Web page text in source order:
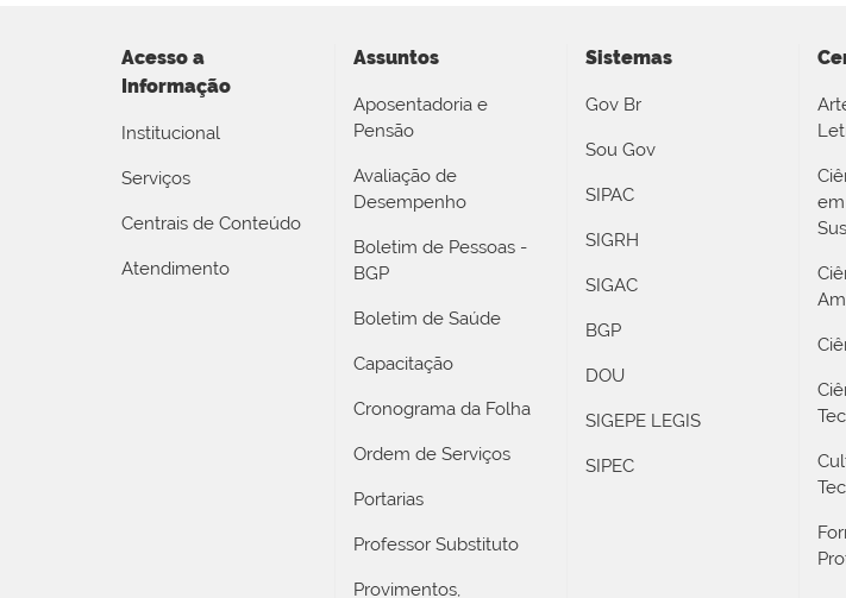
Acesso a
Informação
Institucional
Serviços
Centrais de Conteúdo
Atendimento
Assuntos
Aposentadoria e
Pensão
Avaliação de
Desempenho
Boletim de Pessoas -
BGP
Boletim de Saúde
Capacitação
Cronograma da Folha
Ordem de Serviços
Portarias
Professor Substituto
Provimentos,
Sistemas
Gov Br
Sou Gov
SIPAC
SIGRH
SIGAC
BGP
DOU
SIGEPE LEGIS
SIPEC